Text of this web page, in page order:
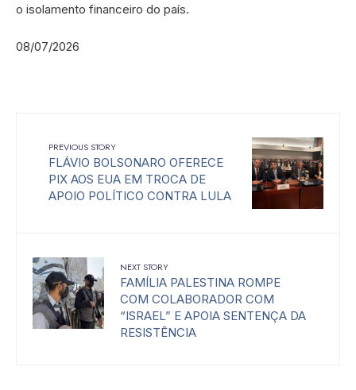
o isolamento financeiro do país.
08/07/2026
PREVIOUS STORY
FLÁVIO BOLSONARO OFERECE
PIX AOS EUA EM TROCA DE
APOIO POLÍTICO CONTRA LULA
NEXT STORY
FAMÍLIA PALESTINA ROMPE
COM COLABORADOR COM
“ISRAEL” E APOIA SENTENÇA DA
RESISTÊNCIA